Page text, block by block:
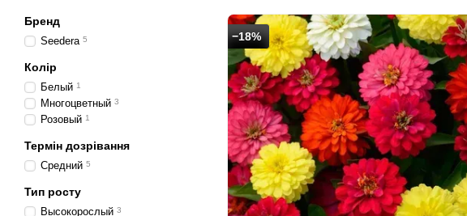
−18%
Бренд
Seedera 5
Колір
Белый 1
Многоцветный 3
Розовый 1
Термін дозрівання
Средний 5
Тип росту
Высокорослый 3